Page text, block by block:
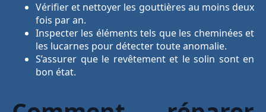
Vérifier et nettoyer les gouttières au moins deux
fois par an.
Inspecter les éléments tels que les cheminées et
les lucarnes pour détecter toute anomalie.
S’assurer que le revêtement et le solin sont en
bon état.